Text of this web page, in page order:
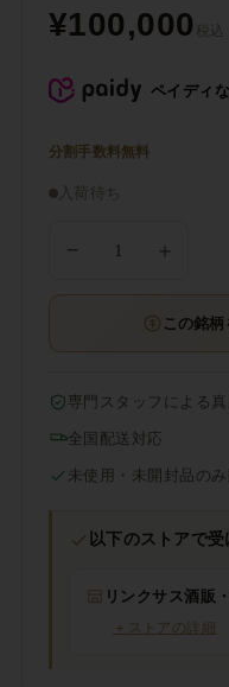
¥100,000 税込
ペイディ
分割手数料無料
入荷待ち
− ＋
この銘柄
専門スタッフによる
全国配送対応
未使用・未開封品のみ
以下のストアで
リンクサス酒販
＋ ストアの詳細